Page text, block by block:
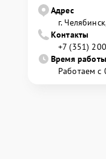
Адрес
г.
Контакты
+7 (351)
Время работы
Работаем с